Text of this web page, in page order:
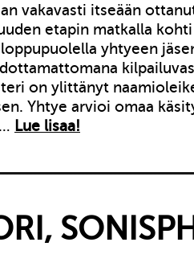
vakavasti itseään
etapin matkalla kohti
yhtyeen
on ylittänyt
Yhtye arvioi omaa
Lue lisaa!